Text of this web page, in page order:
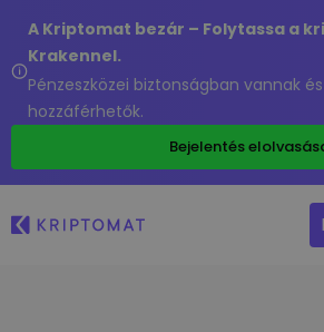
A Kriptomat bezár – Folytassa a
Krakennel.
Pénzeszközei biztonságban vannak
hozzáférhetők.
Bejelentés